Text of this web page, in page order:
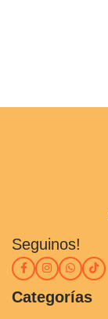
Seguinos!
Categorías